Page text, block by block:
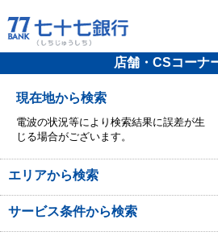
店舗・CSコーナ
現在地から検索
電波の状況等により検索結果に誤差が生
じる場合がございます。
エリアから検索
サービス条件から検索